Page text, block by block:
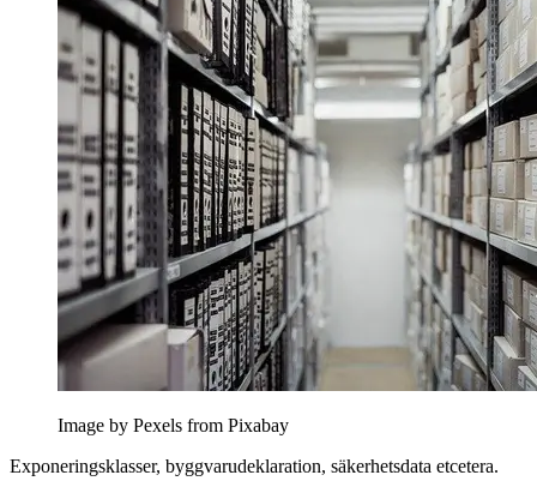
Image by Pexels from Pixabay
Exponeringsklasser, byggvarudeklaration, säkerhetsdata etcetera.